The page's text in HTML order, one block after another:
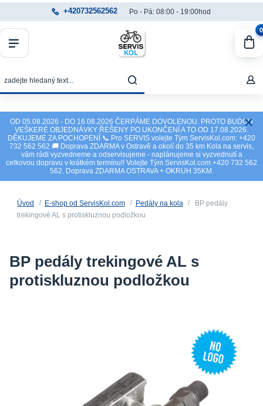
OD 05.08.2026 - DO 16.08.2026 ČERPÁME DOVOLENOU. PROTO BUDOU
VEŠKERÉ OBJEDNÁVKY ŘEŠENY PO UKONČENÍ A TO OD 17.08.2026.
DĚKUJEME ZA POCHOPENÍ 📞 Pro SERVIS volejte Tým ServisKol.com: +420
732 562 562 🚚 Doprava ZDARMA v Ostravě a okolí do 35 km Kola na servis,
vám rádi vyzvedneme a odservisujeme - naplánujeme si vyzvednutí a
celkovou dopravu v krátkém termínu!! Volejte Tým ServisKol.com +420 732 562
562. Doprava ZDARMA OSTRAVA + OKRUH 35KM.
+420732562562 Po - Pá: 08:00 - 19:00hod
0
Úvod E-shop od ServisKol.com Pedály na kola
BP pedály
trekingové AL s protiskluznou podložkou
BP pedály trekingové AL s
protiskluznou podložkou